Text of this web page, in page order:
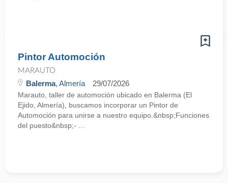
Pintor Automoción
MARAUTO
Balerma, Almería 29/07/2026
Marauto, taller de automoción ubicado en Balerma (El
Ejido, Almería), buscamos incorporar un Pintor de
Automoción para unirse a nuestro equipo.&nbsp;Funciones
del puesto&nbsp;- ...